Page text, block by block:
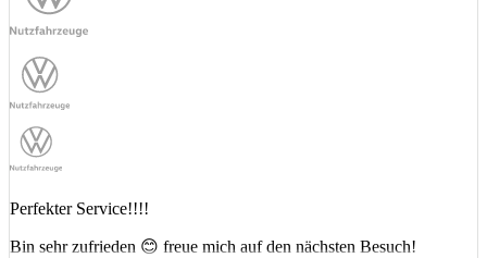
Perfekter Service!!!!
Bin sehr zufrieden 😊 freue mich auf den nächsten Besuch!